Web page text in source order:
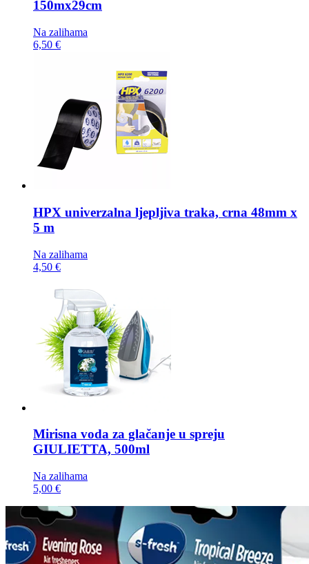
150mx29cm
Na zalihama
6,50 €
HPX univerzalna ljepljiva traka, crna 48mm x
5 m
Na zalihama
4,50 €
Mirisna voda za glačanje u spreju
GIULIETTA, 500ml
Na zalihama
5,00 €